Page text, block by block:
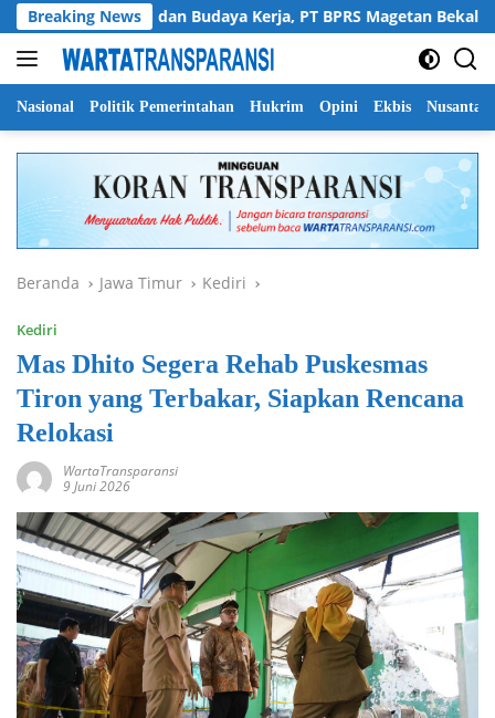
Langsung
ke
konten
Breaking News
SDM dan Budaya Kerja, PT BPRS Magetan Bekali Staf
Nasional Politik Pemerintahan Hukrim Opini Ekbis Nusantara
Beranda Jawa Timur Kediri
Kediri
Mas Dhito Segera Rehab Puskesmas
Tiron yang Terbakar, Siapkan Rencana
Relokasi
WartaTransparansi
9 Juni 2026